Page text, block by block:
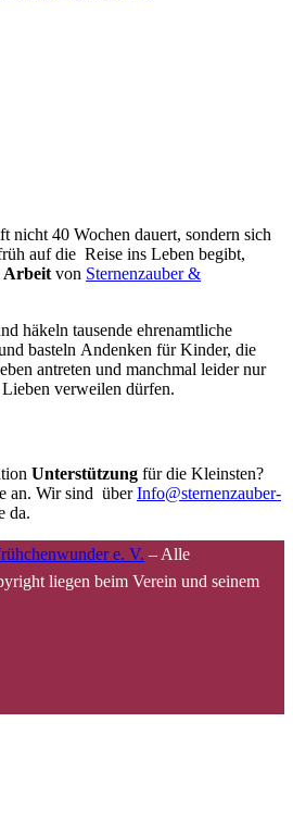
nicht 40 Wochen dauert, sondern sich
auf die Reise ins Leben begibt,
Arbeit von Sternenzauber &
häkeln tausende ehrenamtliche
basteln Andenken für Kinder, die
antreten und manchmal leider nur
verweilen dürfen.
Unterstützung für die Kleinsten?
an. Wir sind überInfo@sternenzauber-
da.
e. V. – Alle
liegen beim Verein und seinem